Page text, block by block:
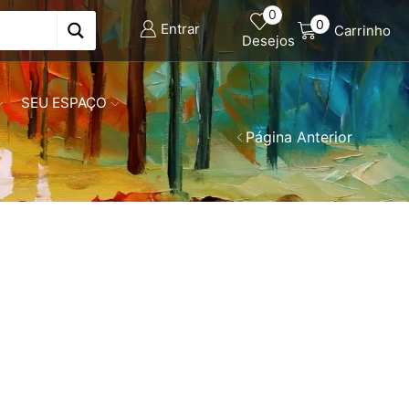
Entrar
0
Desejos
0 Carrinho
SEU ESPAÇO
Página Anterior